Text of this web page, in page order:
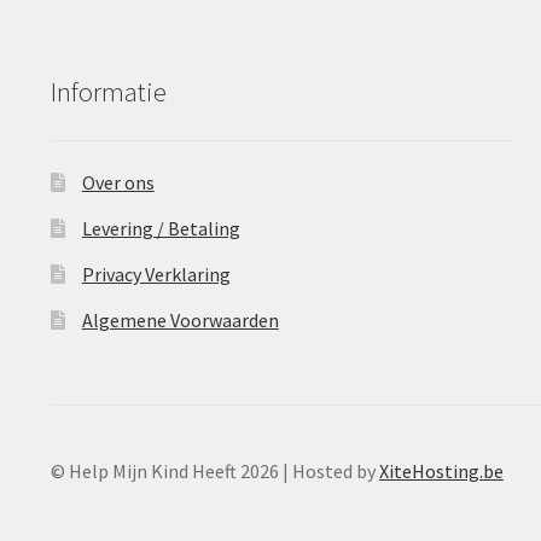
Informatie
Over ons
Levering / Betaling
Privacy Verklaring
Algemene Voorwaarden
© Help Mijn Kind Heeft 2026 | Hosted byXiteHosting.be